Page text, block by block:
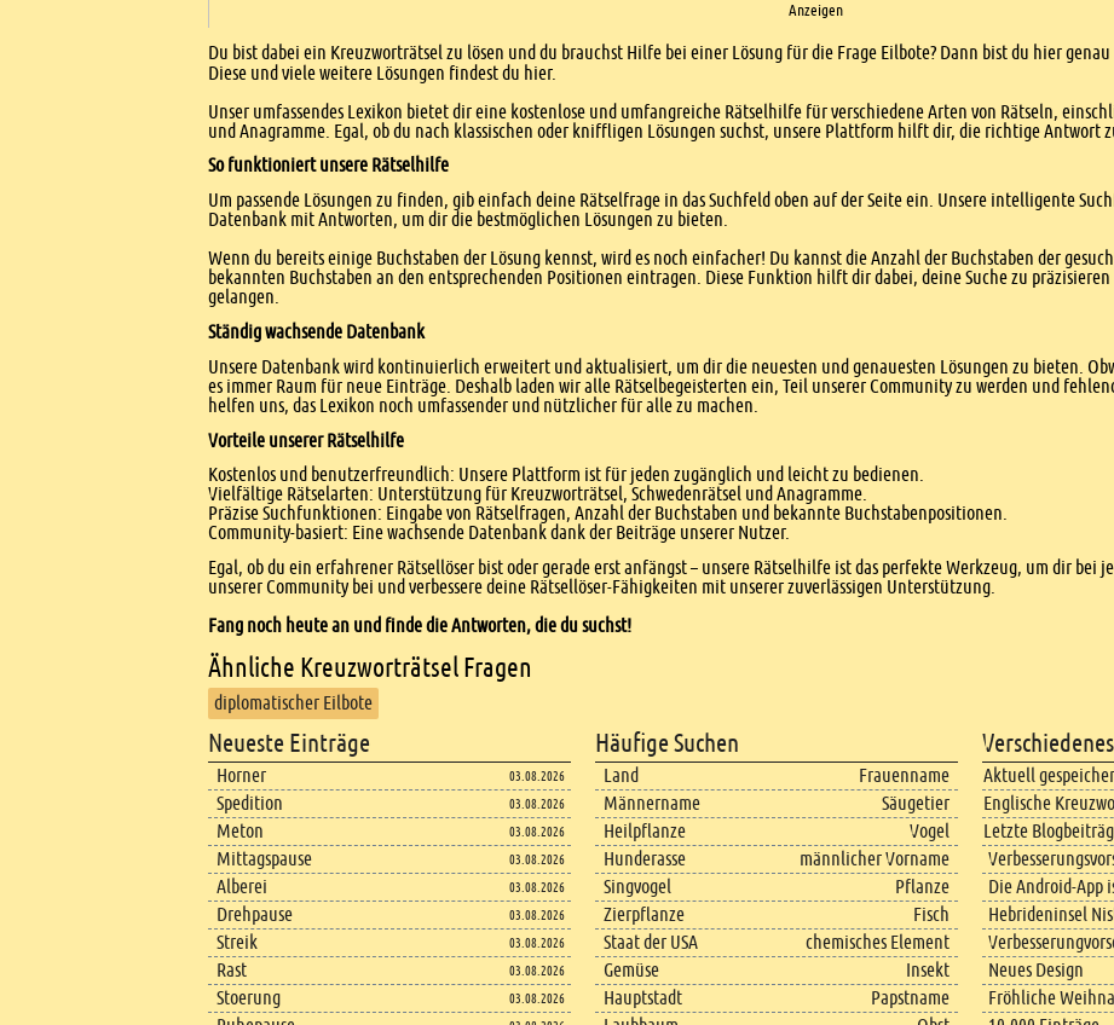
Anzeigen
Einleitung
Du bist dabei ein Kreuzworträtsel zu lösen und du brauchst Hilfe bei einer Lösung für die Frage Eilbote? Dann bist du hier
Diese und viele weitere Lösungen findest du hier.
Unser umfassendes Lexikon bietet dir eine kostenlose und umfangreiche Rätselhilfe für verschiedene Arten von Rätseln,
und Anagramme. Egal, ob du nach klassischen oder kniffligen Lösungen suchst, unsere Plattform hilft dir, die richtige Antwort
So funktioniert unsere Rätselhilfe
Um passende Lösungen zu finden, gib einfach deine Rätselfrage in das Suchfeld oben auf der Seite ein. Unsere intelligente
Datenbank mit Antworten, um dir die bestmöglichen Lösungen zu bieten.
Wenn du bereits einige Buchstaben der Lösung kennst, wird es noch einfacher! Du kannst die Anzahl der Buchstaben der
bekannten Buchstaben an den entsprechenden Positionen eintragen. Diese Funktion hilft dir dabei, deine Suche zu
gelangen.
Ständig wachsende Datenbank
Unsere Datenbank wird kontinuierlich erweitert und aktualisiert, um dir die neuesten und genauesten Lösungen zu bieten.
es immer Raum für neue Einträge. Deshalb laden wir alle Rätselbegeisterten ein, Teil unserer Community zu werden und
helfen uns, das Lexikon noch umfassender und nützlicher für alle zu machen.
Vorteile unserer Rätselhilfe
Kostenlos und benutzerfreundlich: Unsere Plattform ist für jeden zugänglich und leicht zu bedienen.
Vielfältige Rätselarten: Unterstützung für Kreuzworträtsel, Schwedenrätsel und Anagramme.
Präzise Suchfunktionen: Eingabe von Rätselfragen, Anzahl der Buchstaben und bekannte Buchstabenpositionen.
Community-basiert: Eine wachsende Datenbank dank der Beiträge unserer Nutzer.
Egal, ob du ein erfahrener Rätsellöser bist oder gerade erst anfängst – unsere Rätselhilfe ist das perfekte Werkzeug, um dir bei
unserer Community bei und verbessere deine Rätsellöser-Fähigkeiten mit unserer zuverlässigen Unterstützung.
Fang noch heute an und finde die Antworten, die du suchst!
Ähnliche Kreuzworträtsel Fragen
diplomatischer Eilbote
Footer content
Neueste Einträge
Horner 03.08.2026
Spedition 03.08.2026
Meton 03.08.2026
Mittagspause 03.08.2026
Alberei 03.08.2026
Drehpause 03.08.2026
Streik 03.08.2026
Rast 03.08.2026
Stoerung 03.08.2026
Häufige Suchen
Land
Frauenname
Männername
Säugetier
Heilpflanze
Vogel
Hunderasse
männlicher Vorname
Singvogel
Pflanze
Zierpflanze
Fisch
Staat der USA
chemisches Element
Gemüse
Insekt
Hauptstadt
Papstname
Verschiedenes
Aktuell
Englische
Letzte
Die Android-App
Hebrideninsel
Neues Design
Fröhliche